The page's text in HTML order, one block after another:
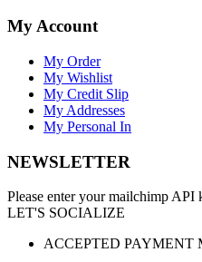
My Account
My Order
My Wishlist
My Credit Slip
My Addresses
My Personal In
NEWSLETTER
Please enter your mailchimp API
LET'S SOCIALIZE
ACCEPTED PAYMENT